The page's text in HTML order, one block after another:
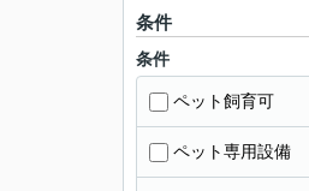
条件
条件
ペット飼育可
ペット専用設備